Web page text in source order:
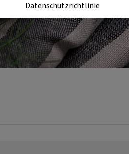
Datenschutzrichtlinie